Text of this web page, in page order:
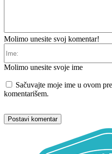
Molimo unesite svoj komentar!
Molimo unesite svoje ime
Sačuvajte moje ime u ovom
komentarišem.